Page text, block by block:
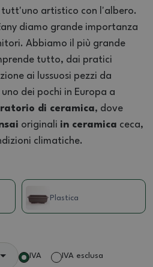
artistico con l'albero.
diamo grande importanza
Abbiamo il più grande
tutto, dai pratici
ai lussuosi pezzi da
dei pochi in Europa a
di ceramica, dove
originali in ceramica ceca,
climatiche.
Plastica
IVA IVA esclusa